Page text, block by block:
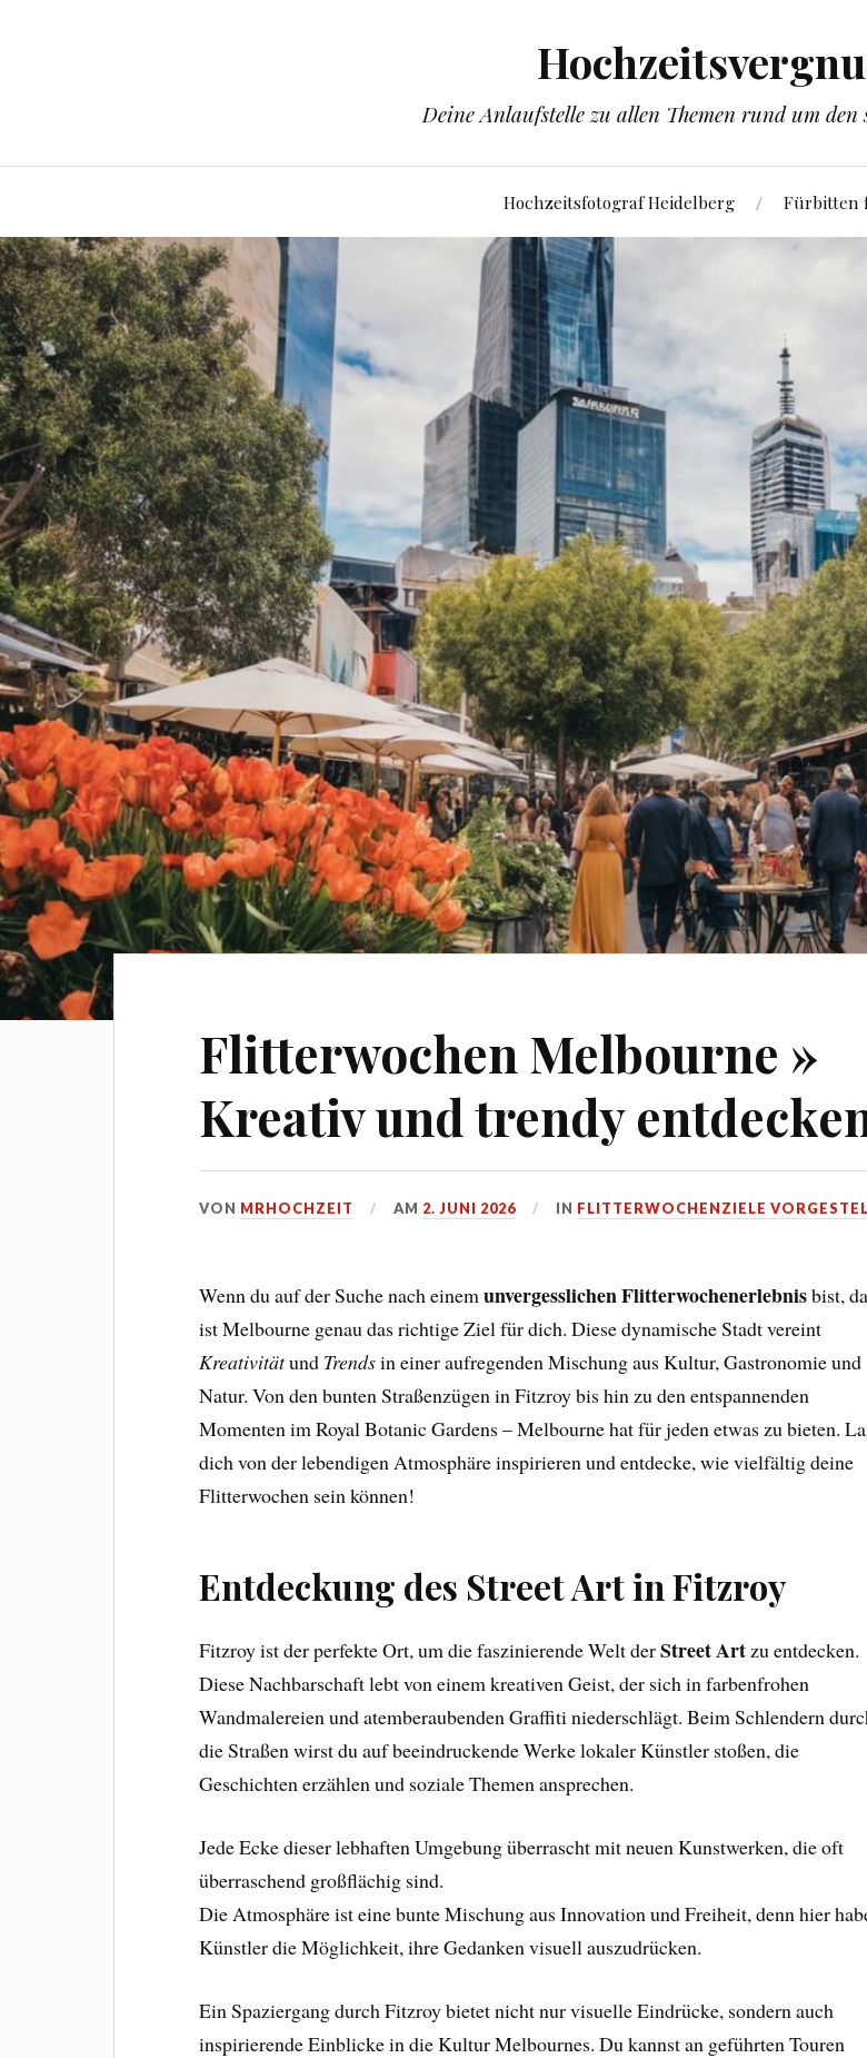
Deine Anlaufstelle zu allen Themen rund um den
Hochzeitsfotograf Heidelberg Fürbitten
Flitterwochen Melbourne »
Kreativ und trendy
VON MRHOCHZEIT AM 2. JUNI 2026 IN FLITTERWOCHENZIELE
Wenn du auf der Suche nach einemunvergesslichen Flitterwochenerlebnisbist,
ist Melbourne genau das richtige Ziel für dich. Diese dynamische Stadt vereint
Kreativitätund Trendsin einer aufregenden Mischung aus Kultur, Gastronomie und
Natur. Von den bunten Straßenzügen in Fitzroy bis hin zu den entspannenden
Momenten im Royal Botanic Gardens – Melbourne hat für jeden etwas zu bieten.
dich von der lebendigen Atmosphäre inspirieren und entdecke, wie vielfältig deine
Flitterwochen sein können!
Entdeckung des Street Art in Fitzroy
Fitzroy ist der perfekte Ort, um die faszinierende Welt derStreet Artzu entdecken.
Diese Nachbarschaft lebt von einem kreativen Geist, der sich in farbenfrohen
Wandmalereien und atemberaubenden Graffiti niederschlägt. Beim Schlendern
die Straßen wirst du auf beeindruckende Werke lokaler Künstler stoßen, die
Geschichten erzählen und soziale Themen ansprechen.
Jede Ecke dieser lebhaften Umgebung überrascht mit neuen Kunstwerken, die oft
überraschend großflächig sind.
Die Atmosphäre ist eine bunte Mischung aus Innovation und Freiheit, denn hier
Künstler die Möglichkeit, ihre Gedanken visuell auszudrücken.
Ein Spaziergang durch Fitzroy bietet nicht nur visuelle Eindrücke, sondern auch
inspirierende Einblicke in die Kultur Melbournes. Du kannst an geführten Touren